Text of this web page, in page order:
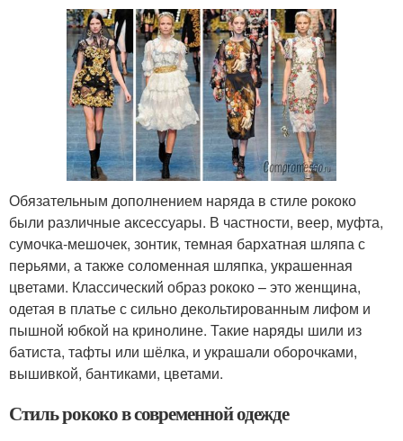
Обязательным дополнением наряда в стиле рококо
были различные аксессуары. В частности, веер, муфта,
сумочка-мешочек, зонтик, темная бархатная шляпа с
перьями, а также соломенная шляпка, украшенная
цветами. Классический образ рококо – это женщина,
одетая в платье с сильно декольтированным лифом и
пышной юбкой на кринолине. Такие наряды шили из
батиста, тафты или шёлка, и украшали оборочками,
вышивкой, бантиками, цветами.
Стиль рококо в современной одежде